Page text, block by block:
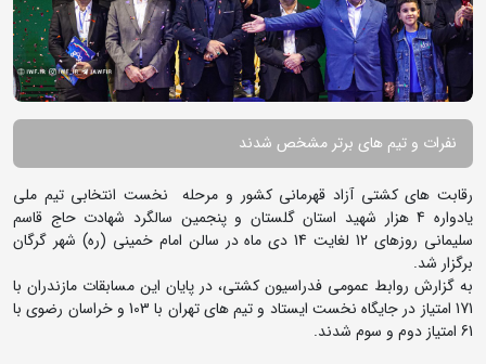
نفرات و تیم های برتر مشخص شدند
رقابت های کشتی آزاد قهرمانی کشور و مرحله نخست انتخابی تیم ملی
یادواره 4 هزار شهید استان گلستان و پنجمین سالگرد شهادت حاج قاسم
سلیمانی روزهای 12 لغایت 14 دی ماه در سالن امام خمینی (ره) شهر گرگان
برگزار شد.
به گزارش روابط عمومی فدراسیون کشتی، در پایان این مسابقات مازندران با
171 امتیاز در جایگاه نخست ایستاد و تیم های تهران با 103 و خراسان رضوی با
61 امتیاز دوم و سوم شدند.